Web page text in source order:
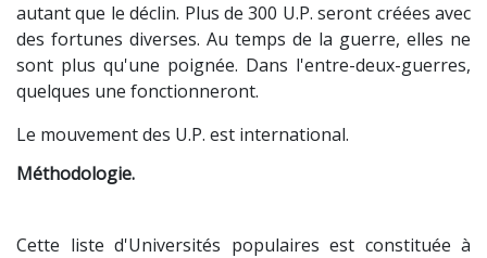
autant que le déclin. Plus de 300 U.P. seront créées avec
des fortunes diverses. Au temps de la guerre, elles ne
sont plus qu'une poignée. Dans l'entre-deux-guerres,
quelques une fonctionneront.
Le mouvement des U.P. est international.
Méthodologie.
Cette liste d'Universités populaires est constituée à